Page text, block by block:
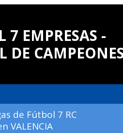
7 EMPRESAS -
DE
de Fútbol 7 RC
VALENCIA